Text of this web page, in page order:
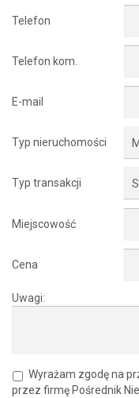
Telefon
Telefon kom.
E-mail
Typ nieruchomości
Typ transakcji
Miejscowość
Cena
Uwagi:
Wyrażam zgodę na
przez firmę Pośrednik